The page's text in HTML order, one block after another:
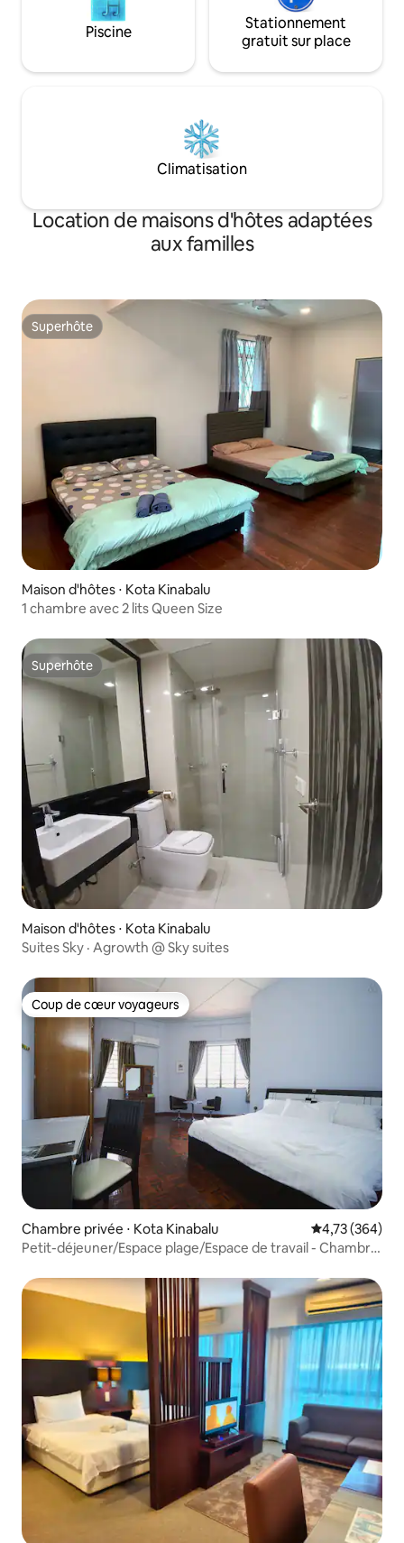
Piscine
Stationnement
gratuit sur place
Climatisation
Location de maisons d'hôtes adaptées
aux familles
Superhôte
Superhôte
Maison d'hôtes ⋅ Kota Kinabalu
1 chambre avec 2 lits Queen Size
Superhôte
Superhôte
Maison d'hôtes ⋅ Kota Kinabalu
Suites Sky · Agrowth @ Sky suites
Coup de cœur voyageurs
Coup de cœur voyageurs
Chambre privée ⋅ Kota Kinabalu Évaluation
4,73 (364)
Petit-déjeuner/Espace plage/Espace de travail - Chambre